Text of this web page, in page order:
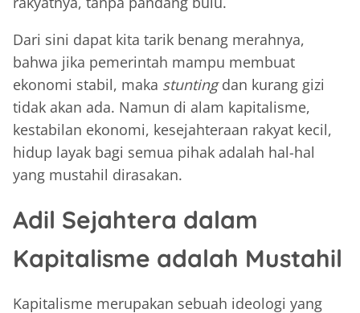
Dari sini dapat kita tarik benang merahnya,
bahwa jika pemerintah mampu membuat
ekonomi stabil, maka stuntingdan kurang gizi
tidak akan ada. Namun di alam kapitalisme,
kestabilan ekonomi, kesejahteraan rakyat kecil,
hidup layak bagi semua pihak adalah hal-hal
yang mustahil dirasakan.
Adil Sejahtera dalam
Kapitalisme adalah Mustahil
Kapitalisme merupakan sebuah ideologi yang